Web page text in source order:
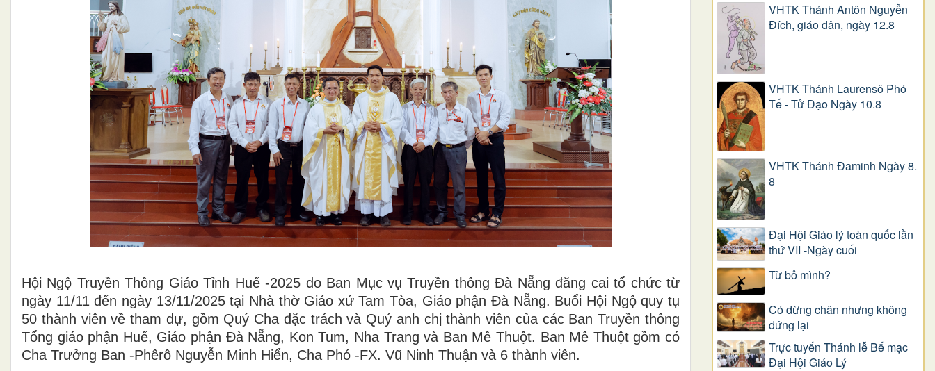
Hội Ngộ Truyền Thông Giáo Tỉnh Huế -2025 do Ban Mục vụ Truyền thông Đà Nẵng đăng cai tổ chức từ
ngày 11/11 đến ngày 13/11/2025 tại Nhà thờ Giáo xứ Tam Tòa, Giáo phận Đà Nẵng. Buổi Hội Ngộ quy tụ
50 thành viên về tham dự, gồm Quý Cha đặc trách và Quý anh chị thành viên của các Ban Truyền thông
Tổng giáo phận Huế, Giáo phận Đà Nẵng, Kon Tum, Nha Trang và Ban Mê Thuột. Ban Mê Thuột gồm có
Cha Trưởng Ban -Phêrô Nguyễn Minh Hiển, Cha Phó -FX. Vũ Ninh Thuận và 6 thành viên.
VHTK Thánh Antôn Nguyễn
Ðích, giáo dân, ngày 12.8
VHTK Thánh Laurensô Phó
Tế - Tử Đạo Ngày 10.8
VHTK Thánh Đaminh Ngày 8.
8
Đại Hội Giáo lý toàn quốc lần
thứ VII -Ngày cuối
Từ bỏ mình?
Có dừng chân nhưng không
đứng lại
Trực tuyến Thánh lễ Bế mạc
Đại Hội Giáo Lý